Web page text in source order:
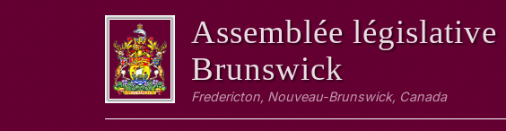
Assemblée législative
Brunswick
Fredericton, Nouveau-Brunswick, Canada